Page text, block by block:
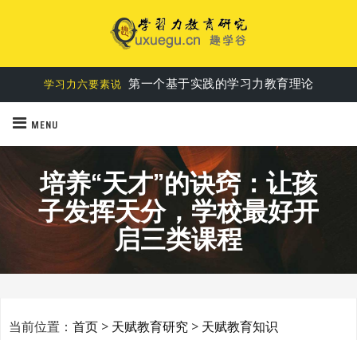
学习力六要素说 第一个基于实践的学习力教育理论
MENU
培养“天才”的诀窍：让孩
子发挥天分，学校最好开
启三类课程
当前位置： 首页 > 天赋教育研究 > 天赋教育知识